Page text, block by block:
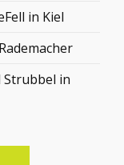
in Kiel
Strubbel in